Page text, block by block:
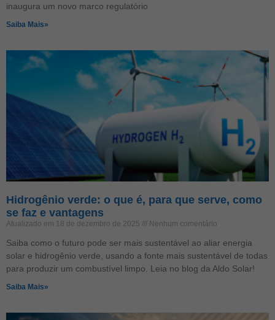
inaugura um novo marco regulatório
Saiba Mais»
Hidrogênio verde: o que é, para que serve, como
se faz e vantagens
Atualizado em 18 de dezembro de 2025 Nenhum comentário
Saiba como o futuro pode ser mais sustentável ao aliar energia
solar e hidrogênio verde, usando a fonte mais sustentável de todas
para produzir um combustível limpo. Leia no blog da Aldo Solar!
Saiba Mais»